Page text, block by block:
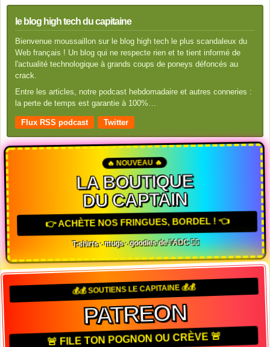
le blog high tech du capitaine
Bienvenue moussaillon sur le blog high tech le plus scandaleux du
Web français ! Un blog qui ne respecte rien et te tient informé de
l'actualité technologique à grands coups de poneys défoncés au
crack.
Entre les articles, notre podcast hebdomadaire et autres conneries :
la perte de temps est garantie à 100%…
Flux RSS podcast Twitter
🔥 NOUVEAU 🔥
LA BOUTIQUE
DU CAPTAIN
👉 ACHÈTE NOS FRINGUES, BORDEL ! 👈
T-shirts · mugs · goodies de l'ADC 🏴‍☠️
💰💰 SOUTIENS LE CAPITAINE 💰💰
PATREON
🚨 FILE TON POGNON OU CRÈVE 🚨